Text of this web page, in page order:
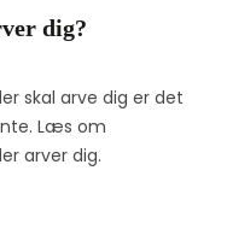
dig?
skal arve dig er det
Læs om
arver dig.